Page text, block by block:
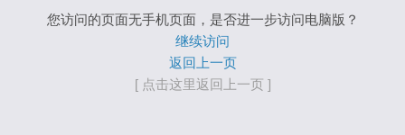
您访问的页面无手机页面，是否进一步访问电脑版？
继续访问
返回上一页
[ 点击这里返回上一页 ]